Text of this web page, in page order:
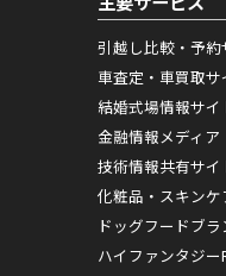
引越し比較・予約
車査定・車買取サ
結婚式場情報サイ
金融情報メディア
技術情報共有サイ
化粧品・スキンケ
ドッグフードブラ
ハイファンタジー